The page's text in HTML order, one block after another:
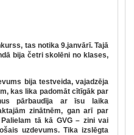
tas notika 9.janvārī. Tajā
bija četri skolēni no klases,
bija testveida, vajadzēja
kas lika padomāt cītīgāk par
pārbaudīja ar īsu laika
zinātnēm, gan arī par
tā kā GVG – zini vai
uzdevums. Tika izslēgta